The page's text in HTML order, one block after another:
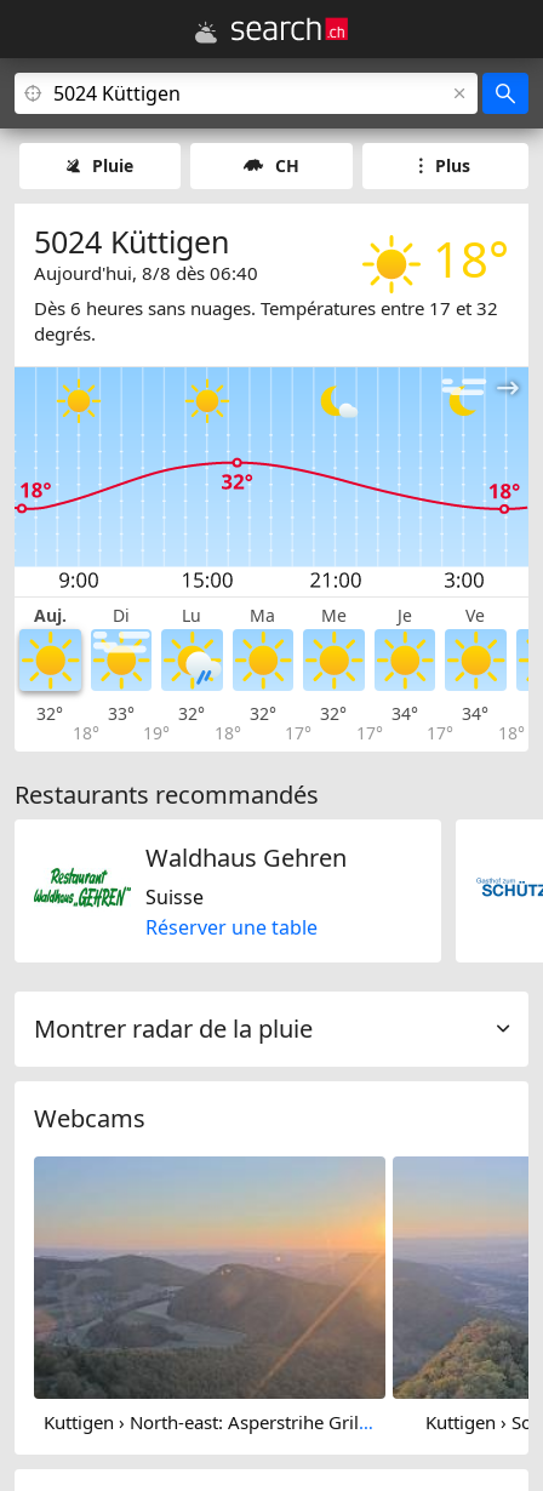
Pluie CH Plus
18°
5024 Küttigen
Aujourd'hui, 8/8 dès 06:40
Dès 6 heures sans nuages. Températures entre 17 et 32
degrés.
Auj. Di Lu Ma Me Je Ve
32°
18°
33°
19°
32°
18°
32°
17°
32°
17°
34°
17°
34°
18°
Restaurants recommandés
Waldhaus Gehren
Suisse
Réserver une table
Montrer radar de la pluie
Webcams
Kuttigen › North-east: Asperstrihe Grillplatz Kuttigen ›